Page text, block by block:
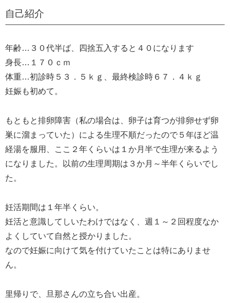
自己紹介
年齢…３０代半ば、四捨五入すると４０になります
身長…１７０ｃｍ
体重…初診時５３．５ｋｇ、最終検診時６７．４ｋｇ
妊娠も初めて。
もともと排卵障害（私の場合は、卵子は育つが排卵せず卵
巣に溜まっていた）による生理不順だったので５年ほど温
経湯を服用、ここ２年くらいは１か月半で生理が来るよう
になりました。以前の生理周期は３か月～半年くらいでし
た。
妊活期間は１年半くらい。
妊活と意識してしいたわけではなく、週１～２回程度なか
よくしていて自然と授かりました。
なので妊娠に向けて気を付けていたことは特にありませ
ん。
里帰りで、旦那さんの立ち合い出産。